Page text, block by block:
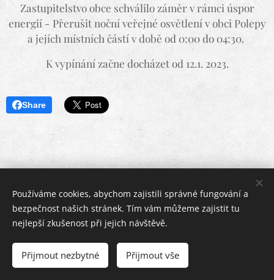
Zastupitelstvo obce schválilo záměr v rámci úspor
energií - Přerušit noční veřejné osvětlení v obci Polepy
a jejích místních částí v době od 0:00 do 04:30.
K vypínání začne docházet od 12.1. 2023.
Share
Copyright © 2019 - 2026 | Tomáš Velc
info@obec-encovany.cz
Cookies
Používáme cookies, abychom zajistili správné fungování a
bezpečnost našich stránek. Tím vám můžeme zajistit tu
nejlepší zkušenost při jejich návštěvě.
Přijmout nezbytné Přijmout vše